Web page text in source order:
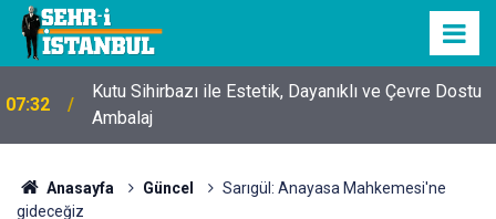
07:32
Kutu Sihirbazı ile Estetik, Dayanıklı ve Çevre Dostu
Ambalaj
Anasayfa Güncel
Sarıgül: Anayasa Mahkemesi'ne
gideceğiz